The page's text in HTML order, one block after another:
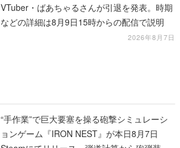
VTuber・ばあちゃるさんが引退を発表。時期
などの詳細は8月9日15時からの配信で説明
2026年8月7日
“手作業”で巨大要塞を操る砲撃シミュレーシ
ョンゲーム『IRON NEST』が本日8月7日